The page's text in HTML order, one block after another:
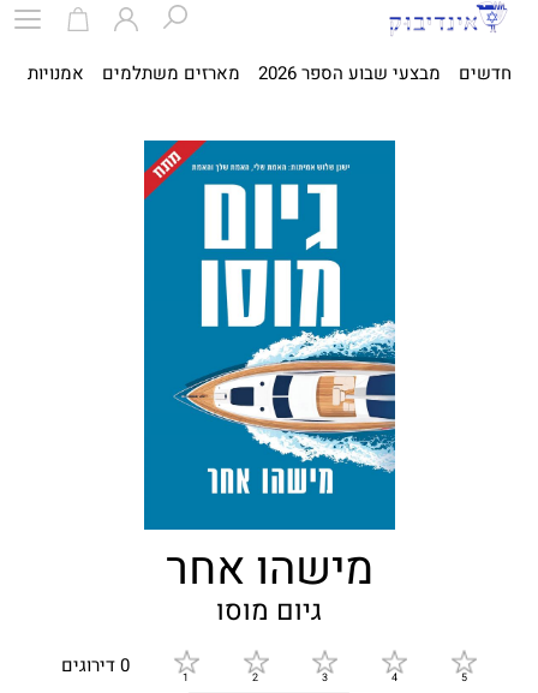
חדשים מבצעי שבוע הספר 2026 מארזים משתלמים אמנויות
מישהו אחר
גיום מוסו
0 דירוגים